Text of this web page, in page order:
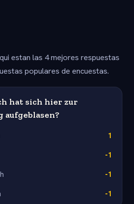
estan las 4 mejores respuestas
populares de encuestas.
hat sich hier zur
1
-1
-1
-1